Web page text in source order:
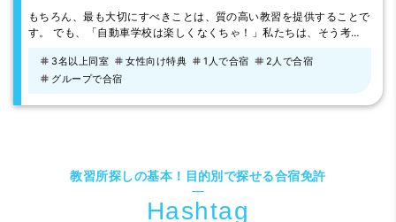
もちろん、最も大切にすべきことは、質の高い教習を提供することで
す。 でも、「自動車学校は楽しくなくちゃ！」私たちは、そう考え
んな苦手なことにもトライできる！ 手作りの美味しい食事、空いた
時間にみんなで遊べる施設の数々…。皆さんのワクワク度アップのた
デマンド学科を導入したので…
3名以上同室 女性向け特典 1人で合宿
2人で合宿
グループで合宿
教習所探しの基本！目的別で探せる合宿免許